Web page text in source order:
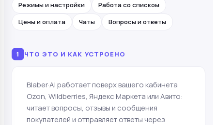
Режимы и настройки
Работа со списком
Цены и оплата
Чаты Вопросы и ответы
1 ЧТО ЭТО И КАК УСТРОЕНО
Blaber·AI работает поверх вашего кабинета
Ozon, Wildberries, Яндекс Маркета или Авито:
читает вопросы, отзывы и сообщения
покупателей и отправляет ответы через